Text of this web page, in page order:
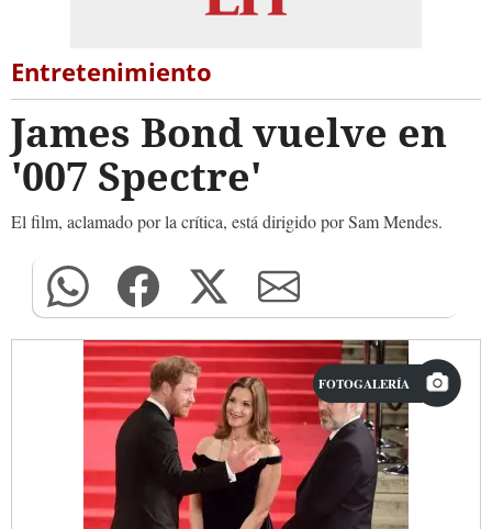
Entretenimiento
James Bond vuelve en
'007 Spectre'
El film, aclamado por la crítica, está dirigido por Sam Mendes.
FOTOGALERÍA